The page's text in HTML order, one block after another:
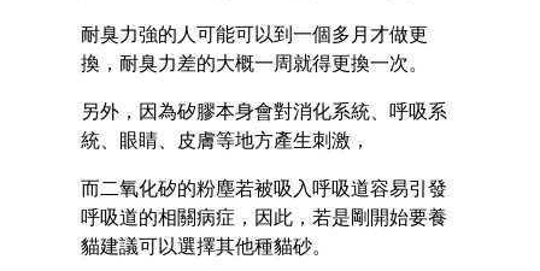
耐臭力強的人可能可以到一個多月才做更
換，耐臭力差的大概一周就得更換一次。
另外，因為矽膠本身會對消化系統、呼吸系
統、眼睛、皮膚等地方產生刺激，
而二氧化矽的粉塵若被吸入呼吸道容易引發
呼吸道的相關病症，因此，若是剛開始要養
貓建議可以選擇其他種貓砂。